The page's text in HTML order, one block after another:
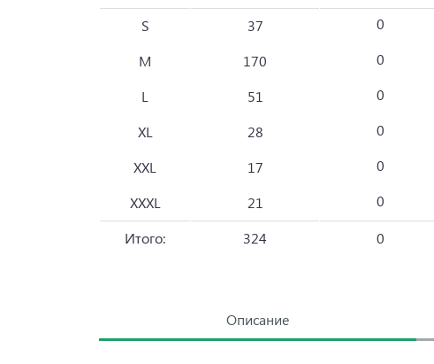
S
37
0
M
170
0
L
51
0
XL
28
0
XXL
17
0
XXXL
21
0
Итого:
324 0
Описание